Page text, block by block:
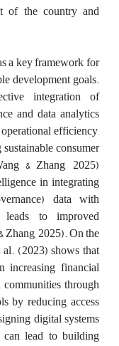
of the country and
a key framework for
development goals.
integration of
and data analytics
efficiency,
consumer
& Zhang, 2025)
in integrating
data with
leads to improved
2025). On the
(2023) shows that
financial
through
by reducing access
digital systems
can lead to building